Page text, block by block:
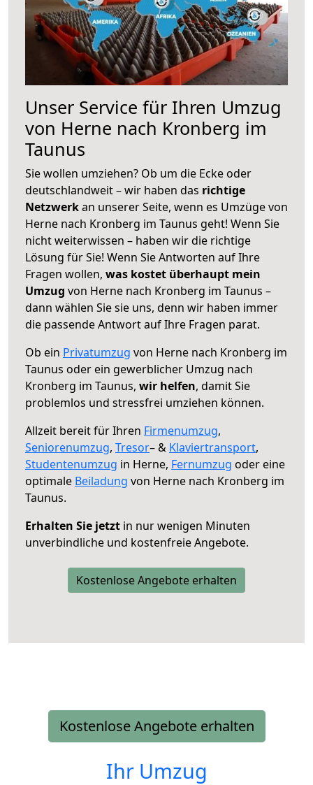
Unser Service für Ihren Umzug
von Herne nach Kronberg im
Taunus
Sie wollen umziehen? Ob um die Ecke oder
deutschlandweit – wir haben das richtige
Netzwerkan unserer Seite, wenn es Umzüge von
Herne nach Kronberg im Taunus geht! Wenn Sie
nicht weiterwissen – haben wir die richtige
Lösung für Sie! Wenn Sie Antworten auf Ihre
Fragen wollen, was kostet überhaupt mein
Umzug von Herne nach Kronberg im Taunus –
dann wählen Sie sie uns, denn wir haben immer
die passende Antwort auf Ihre Fragen parat.
Ob ein Privatumzug von Herne nach Kronberg im
Taunus oder ein gewerblicher Umzug nach
Kronberg im Taunus, wir helfen, damit Sie
problemlos und stressfrei umziehen können.
Allzeit bereit für Ihren Firmenumzug,
Seniorenumzug, Tresor– & Klaviertransport,
Studentenumzug in Herne, Fernumzug oder eine
optimale Beiladung von Herne nach Kronberg im
Taunus.
Erhalten Sie jetzt in nur wenigen Minuten
unverbindliche und kostenfreie Angebote.
Kostenlose Angebote erhalten
Kostenlose Angebote erhalten
Ihr Umzug